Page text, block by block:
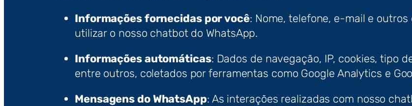
Informações fornecidas por você: Nome, telefone, e-mail e
utilizar o nosso chatbot do WhatsApp.
Informações automáticas: Dados de navegação, IP, cookies, tipo
entre outros, coletados por ferramentas como Google Analytics e
Mensagens do WhatsApp: As interações realizadas com nosso